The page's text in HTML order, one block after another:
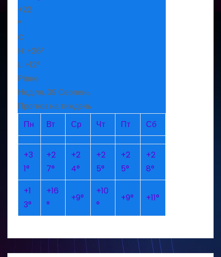
+22
°
C
H: +26°
L: +12°
Рівне
Неділя, 09 Серпень
Прогноз на тиждень
Пн
Вт Ср Чт Пт Сб
+3
1°
+2
7°
+2
4°
+2
5°
+2
5°
+2
8°
+1
3°
+16
°
+9°
+10
°
+9° +11°